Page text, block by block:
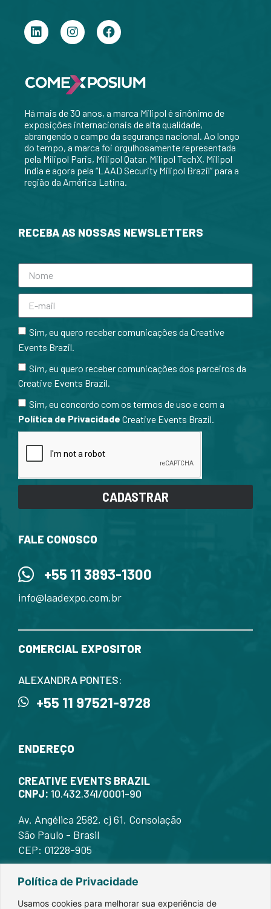
Política de Privacidade
Usamos cookies para melhorar sua experiência de
Há mais de 30 anos, a marca Milipol é sinônimo de
exposições internacionais de alta qualidade,
abrangendo o campo da segurança nacional. Ao longo
do tempo, a marca foi orgulhosamente representada
pela Milipol Paris, Milipol Qatar, Milipol TechX, Milipol
India e agora pela “LAAD Security Milipol Brazil” para a
região da América Latina.
RECEBA AS NOSSAS NEWSLETTERS
Sim, eu quero receber comunicações da Creative
Events Brazil.
Sim, eu quero receber comunicações dos parceiros da
Creative Events Brazil.
Sim, eu concordo com os termos de uso e com a
Política de Privacidade Creative Events Brazil.
CADASTRAR
FALE CONOSCO
+55 11 3893-1300
info@laadexpo.com.br
COMERCIAL EXPOSITOR
ALEXANDRA PONTES:
+55 11 97521-9728
ENDEREÇO
CREATIVE EVENTS BRAZIL
CNPJ: 10.432.341/0001-90
Av. Angélica 2582, cj 61, Consolação
São Paulo - Brasil
CEP: 01228-905